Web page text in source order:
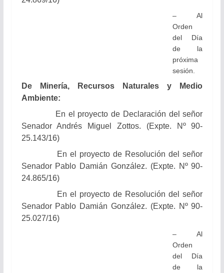
– Al
Orden
del Día
de la
próxima
sesión.
De Minería, Recursos Naturales y Medio
Ambiente:
En el proyecto de Declaración del señor
Senador Andrés Miguel Zottos. (Expte. Nº 90-
25.143/16)
En el proyecto de Resolución del señor
Senador Pablo Damián González. (Expte. Nº 90-
24.865/16)
En el proyecto de Resolución del señor
Senador Pablo Damián González. (Expte. Nº 90-
25.027/16)
– Al
Orden
del Día
de la